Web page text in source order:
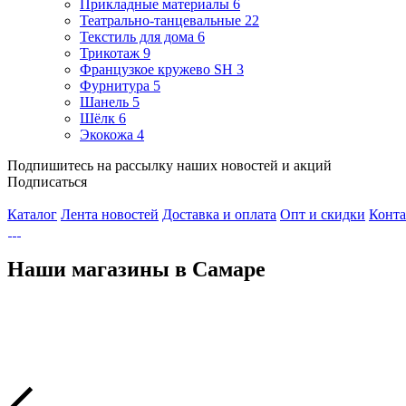
Прикладные материалы 6
Театрально-танцевальные 22
Текстиль для дома 6
Трикотаж 9
Французкое кружево SH 3
Фурнитура 5
Шанель 5
Шёлк 6
Экокожа 4
Подпишитесь на рассылку наших новостей и акций
Подписаться
Каталог Лента новостей Доставка и оплата Опт и скидки
Наши магазины в Самаре